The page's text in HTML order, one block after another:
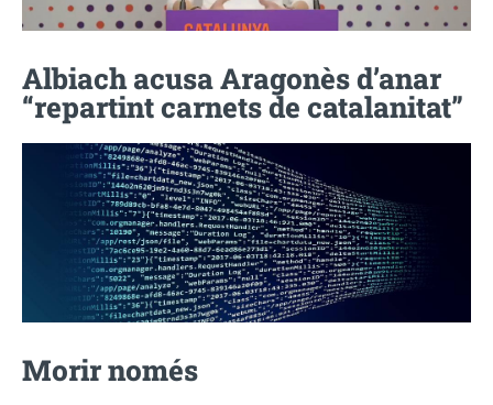
Albiach acusa Aragonès d’anar
“repartint carnets de catalanitat”
Morir només